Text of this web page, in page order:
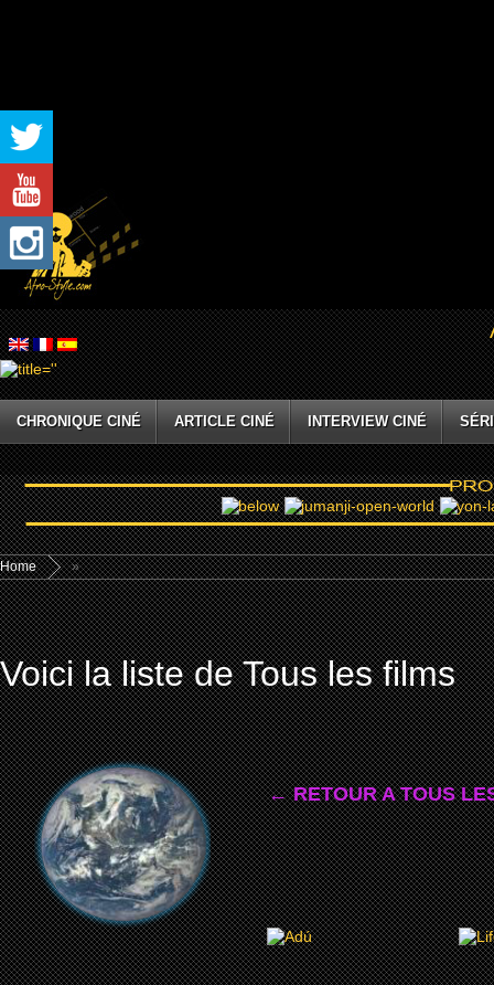
CHRONIQUE CINÉ ARTICLE CINÉ INTERVIEW CINÉ
Home »
Voici la liste de Tous les films
← RETOUR A TOUS
2020